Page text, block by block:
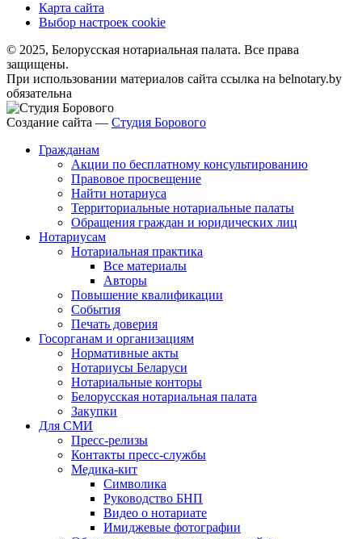
Карта сайта
Выбор настроек cookie
© 2025, Белорусская нотариальная палата. Все права
защищены.
При использовании материалов сайта ссылка на belnotary.by
обязательна
Создание сайта — Студия Борового
Гражданам
Акции по бесплатному консультированию
Правовое просвещение
Найти нотариуса
Территориальные нотариальные палаты
Обращения граждан и юридических лиц
Нотариусам
Нотариальная практика
Все материалы
Авторы
Повышение квалификации
События
Печать доверия
Госорганам и организациям
Нормативные акты
Нотариусы Беларуси
Нотариальные конторы
Белорусская нотариальная палата
Закупки
Для СМИ
Пресс-релизы
Контакты пресс-службы
Медика-кит
Символика
Руководство БНП
Видео о нотариате
Имиджевые фотографии